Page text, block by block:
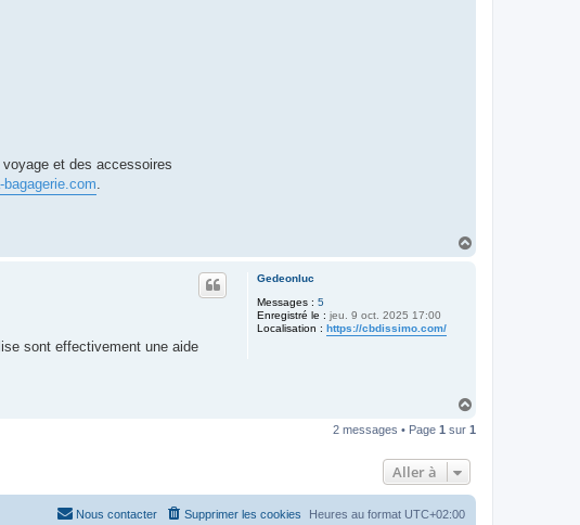
et des accessoires
Gedeonluc
Messages : 5
Enregistré le : jeu. 9 oct. 2025 17:00
Localisation : https://cbdissimo.com/
sont effectivement une aide
u
2 messages • Page 1 sur 1
Aller à
Heures au format UTC+02:00
Supprimer les cookies
Nous contacter